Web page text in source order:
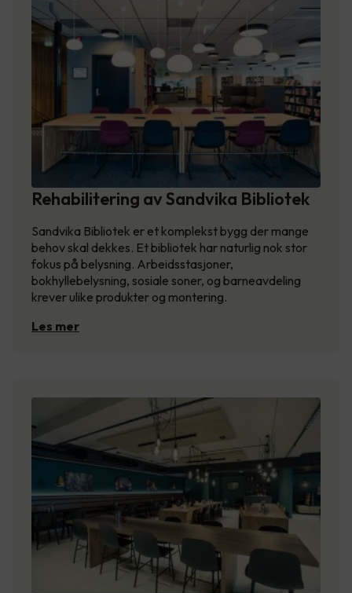
Rehabilitering av Sandvika Bibliotek
Sandvika Bibliotek er et komplekst bygg der mange
behov skal dekkes. Et bibliotek har naturlig nok stor
fokus på belysning. Arbeidsstasjoner,
bokhyllebelysning, sosiale soner, og barneavdeling
krever ulike produkter og montering.
Les mer